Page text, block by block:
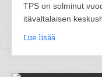
TPS on solminut
itävaltalaisen
Lue lisää